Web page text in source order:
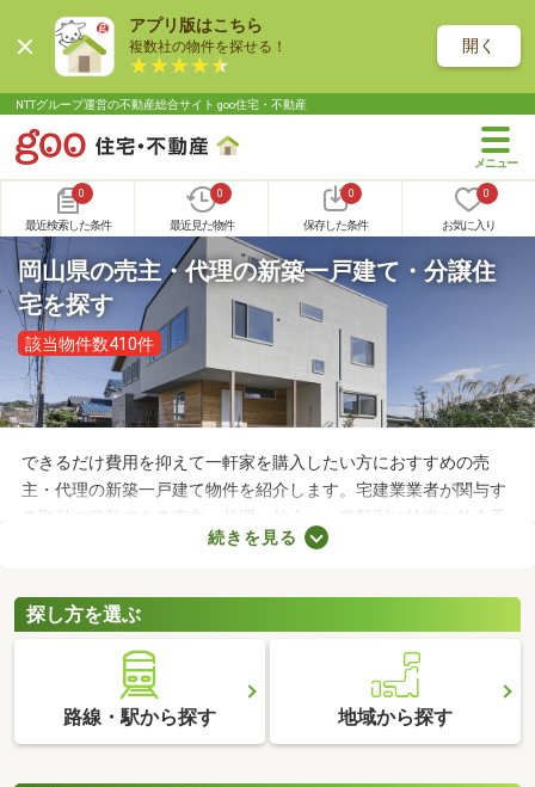
アプリ版はこちら
複数社の物件を探せる！ 開く
NTTグループ運営の不動産総合サイト goo住宅・不動産
0
最近検索した条件
0
最近見た物件
0
保存した条件
0
お気に入り
岡山県の売主・代理の新築一戸建て・分譲住
宅を探す
該当物件数410件
できるだけ費用を抑えて一軒家を購入したい方におすすめの売
主・代理の新築一戸建て物件を紹介します。宅建業業者が関与す
る取引の種類である売主・代理・仲介は、種類別に特徴や仲介手
数料の有無が異なります。売主と代理で取引する際は仲介手数料
新築一戸建てを手に入れたい方は、ぜひチェックしてみてくださ
いね。
続きを見る
探し方を選ぶ
路線・駅から探す 地域から探す